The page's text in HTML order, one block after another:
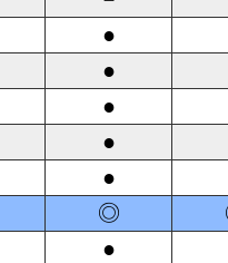
●
●
●
●
●
◎
●